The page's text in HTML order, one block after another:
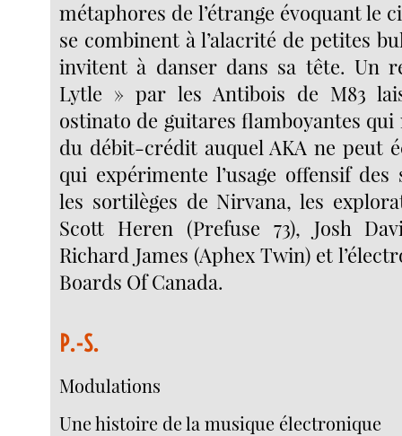
métaphores de l’étrange évoquant le
se combinent à l’alacrité de petites
invitent à danser dans sa tête. Un
Lytle » par les Antibois de M83
ostinato de guitares flamboyantes
du débit-crédit auquel AKA ne peut
qui expérimente l’usage offensif des
les sortilèges de Nirvana, les
Scott Heren (Prefuse 73), Josh
Richard James (Aphex Twin) et
Boards Of Canada.
P.-S.
Modulations
Une histoire de la musique électronique